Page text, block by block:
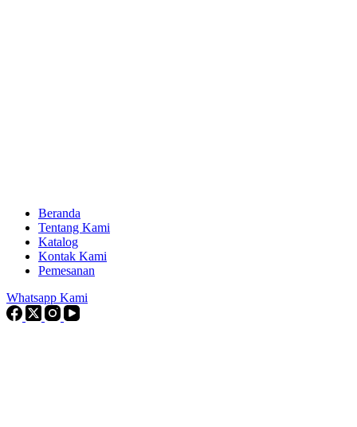
Beranda
Tentang Kami
Katalog
Kontak Kami
Pemesanan
Whatsapp Kami